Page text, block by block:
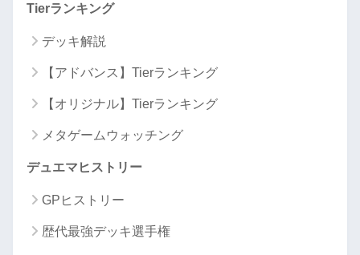
Tierランキング
デッキ解説
【アドバンス】Tierランキング
【オリジナル】Tierランキング
メタゲームウォッチング
デュエマヒストリー
GPヒストリー
歴代最強デッキ選手権